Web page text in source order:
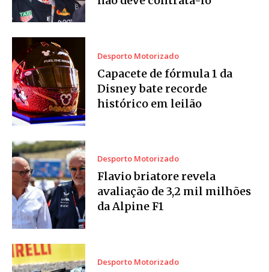
Desporto Motorizado
Capacete de fórmula 1 da
Disney bate recorde
histórico em leilão
Desporto Motorizado
Flavio briatore revela
avaliação de 3,2 mil milhões
da Alpine F1
Desporto Motorizado